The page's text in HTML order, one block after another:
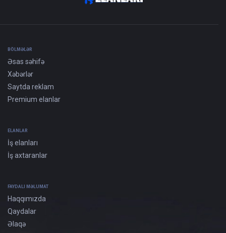
BÖLMƏLƏR
Əsas səhifə
Xəbərlər
Saytda reklam
Premium elanlar
ELANLAR
İş elanları
İş axtaranlar
FAYDALI MƏLUMAT
Haqqımızda
Qaydalar
Əlaqə